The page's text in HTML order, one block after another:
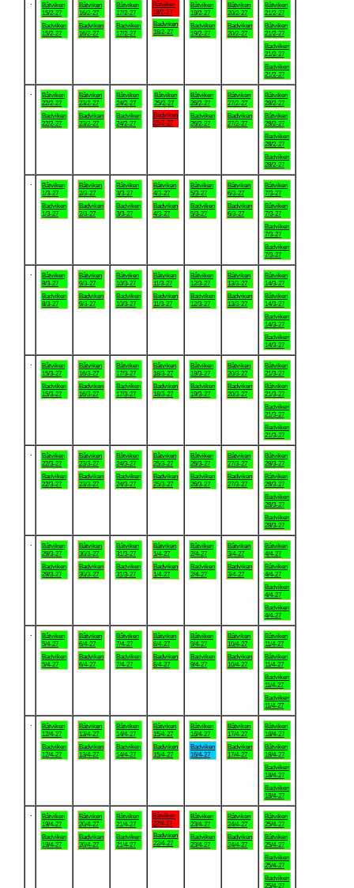
Båtviken
15/2-27
Badviken
15/2-27
Båtviken
16/2-27
Badviken
16/2-27
Båtviken
17/2-27
Badviken
17/2-27
Båtviken
18/2-27
Badviken
18/2-27
Båtviken
19/2-27
Badviken
19/2-27
Båtviken
20/2-27
Badviken
20/2-27
Båtviken
21/2-27
Båtviken
21/2-27
Badviken
21/2-27
Badviken
21/2-27
Båtviken
22/2-27
Badviken
22/2-27
Båtviken
23/2-27
Badviken
23/2-27
Båtviken
24/2-27
Badviken
24/2-27
Båtviken
25/2-27
Badviken
25/2-27
Båtviken
26/2-27
Badviken
26/2-27
Båtviken
27/2-27
Badviken
27/2-27
Båtviken
28/2-27
Båtviken
28/2-27
Badviken
28/2-27
Badviken
28/2-27
Båtviken
1/3-27
Badviken
1/3-27
Båtviken
2/3-27
Badviken
2/3-27
Båtviken
3/3-27
Badviken
3/3-27
Båtviken
4/3-27
Badviken
4/3-27
Båtviken
5/3-27
Badviken
5/3-27
Båtviken
6/3-27
Badviken
6/3-27
Båtviken
7/3-27
Båtviken
7/3-27
Badviken
7/3-27
Badviken
7/3-27
Båtviken
8/3-27
Badviken
8/3-27
Båtviken
9/3-27
Badviken
9/3-27
Båtviken
10/3-27
Badviken
10/3-27
Båtviken
11/3-27
Badviken
11/3-27
Båtviken
12/3-27
Badviken
12/3-27
Båtviken
13/3-27
Badviken
13/3-27
Båtviken
14/3-27
Båtviken
14/3-27
Badviken
14/3-27
Badviken
14/3-27
Båtviken
15/3-27
Badviken
15/3-27
Båtviken
16/3-27
Badviken
16/3-27
Båtviken
17/3-27
Badviken
17/3-27
Båtviken
18/3-27
Badviken
18/3-27
Båtviken
19/3-27
Badviken
19/3-27
Båtviken
20/3-27
Badviken
20/3-27
Båtviken
21/3-27
Båtviken
21/3-27
Badviken
21/3-27
Badviken
21/3-27
Båtviken
22/3-27
Badviken
22/3-27
Båtviken
23/3-27
Badviken
23/3-27
Båtviken
24/3-27
Badviken
24/3-27
Båtviken
25/3-27
Badviken
25/3-27
Båtviken
26/3-27
Badviken
26/3-27
Båtviken
27/3-27
Badviken
27/3-27
Båtviken
28/3-27
Båtviken
28/3-27
Badviken
28/3-27
Badviken
28/3-27
Båtviken
29/3-27
Badviken
29/3-27
Båtviken
30/3-27
Badviken
30/3-27
Båtviken
31/3-27
Badviken
31/3-27
Båtviken
1/4-27
Badviken
1/4-27
Båtviken
2/4-27
Badviken
2/4-27
Båtviken
3/4-27
Badviken
3/4-27
Båtviken
4/4-27
Båtviken
4/4-27
Badviken
4/4-27
Badviken
4/4-27
Båtviken
5/4-27
Badviken
5/4-27
Båtviken
6/4-27
Badviken
6/4-27
Båtviken
7/4-27
Badviken
7/4-27
Båtviken
8/4-27
Badviken
8/4-27
Båtviken
9/4-27
Badviken
9/4-27
Båtviken
10/4-27
Badviken
10/4-27
Båtviken
11/4-27
Båtviken
11/4-27
Badviken
11/4-27
Badviken
11/4-27
Båtviken
12/4-27
Badviken
12/4-27
Båtviken
13/4-27
Badviken
13/4-27
Båtviken
14/4-27
Badviken
14/4-27
Båtviken
15/4-27
Badviken
15/4-27
Båtviken
16/4-27
Badviken
16/4-27
Båtviken
17/4-27
Badviken
17/4-27
Båtviken
18/4-27
Båtviken
18/4-27
Badviken
18/4-27
Badviken
18/4-27
Båtviken
19/4-27
Badviken
19/4-27
Båtviken
20/4-27
Badviken
20/4-27
Båtviken
21/4-27
Badviken
21/4-27
Båtviken
22/4-27
Badviken
22/4-27
Båtviken
23/4-27
Badviken
23/4-27
Båtviken
24/4-27
Badviken
24/4-27
Båtviken
25/4-27
Båtviken
25/4-27
Badviken
25/4-27
Badviken
25/4-27